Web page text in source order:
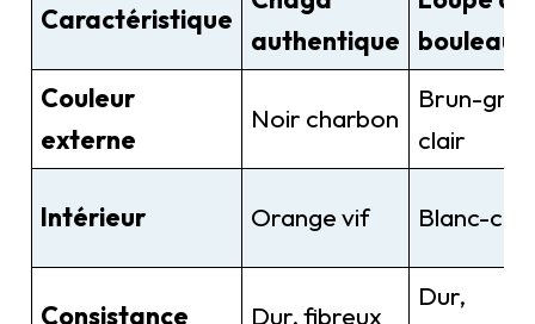
Caractéristique
authentique
bouleau
Couleur
externe
Noir charbon
Brun-gris
clair
Intérieur Orange vif Blanc-
Consistance Dur, fibreux
Dur,